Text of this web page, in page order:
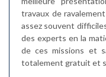
travaux de
assez souvent
des experts en la
de ces missions et
totalement gratuit et